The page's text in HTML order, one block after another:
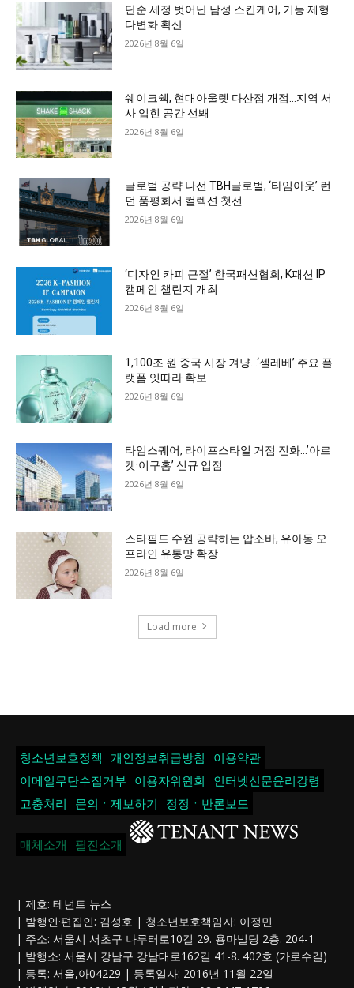
단순 세정 벗어난 남성 스킨케어, 기능·제형
다변화 확산
2026년 8월 6일
쉐이크쉑, 현대아울렛 다산점 개점…지역 서
사 입힌 공간 선봬
2026년 8월 6일
글로벌 공략 나선 TBH글로벌, ‘타임아웃’ 런
던 품평회서 컬렉션 첫선
2026년 8월 6일
‘디자인 카피 근절’ 한국패션협회, K패션 IP
캠페인 챌린지 개최
2026년 8월 6일
1,100조 원 중국 시장 겨냥…‘셀레베’ 주요 플
랫폼 잇따라 확보
2026년 8월 6일
타임스퀘어, 라이프스타일 거점 진화…’아르
켓·이구홈’ 신규 입점
2026년 8월 6일
스타필드 수원 공략하는 압소바, 유아동 오
프라인 유통망 확장
2026년 8월 6일
Load more
청소년보호정책 개인정보취급방침
이용약관
이메일무단수집거부
이용자위원회
인터넷신문윤리강령
고충처리
문의ㆍ제보하기 정정ㆍ반론보도
매체소개 필진소개
| 제호: 테넌트 뉴스
| 발행인·편집인: 김성호 | 청소년보호책임자: 이정민
| 주소: 서울시 서초구 나루터로10길 29. 용마빌딩 2층. 204-1
| 발행소: 서울시 강남구 강남대로162길 41-8. 402호 (가로수길)
| 등록: 서울,아04229 | 등록일자: 2016년 11월 22일